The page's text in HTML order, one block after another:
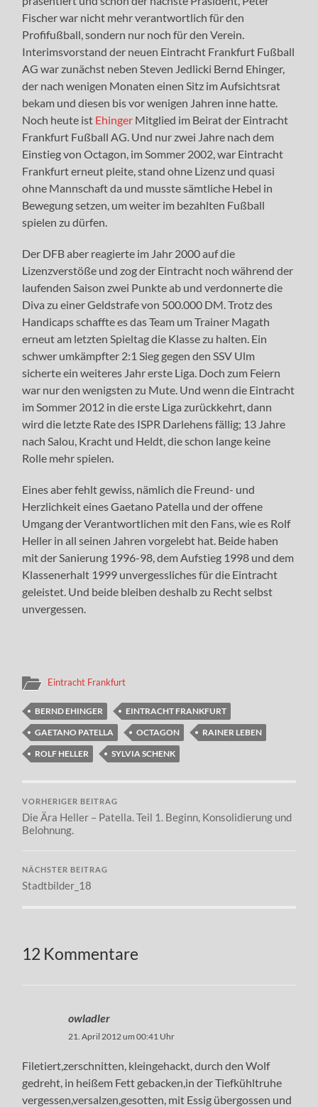
Fischer war nicht mehr verantwortlich für den
Profifußball, sondern nur noch für den Verein.
Interimsvorstand der neuen Eintracht Frankfurt Fußball
AG war zunächst neben Steven Jedlicki Bernd Ehinger,
der nach wenigen Monaten einen Sitz im Aufsichtsrat
bekam und diesen bis vor wenigen Jahren inne hatte.
Noch heute ist Ehinger Mitglied im Beirat der Eintracht
Frankfurt Fußball AG. Und nur zwei Jahre nach dem
Einstieg von Octagon, im Sommer 2002, war Eintracht
Frankfurt erneut pleite, stand ohne Lizenz und quasi
ohne Mannschaft da und musste sämtliche Hebel in
Bewegung setzen, um weiter im bezahlten Fußball
spielen zu dürfen.
Der DFB aber reagierte im Jahr 2000 auf die
Lizenzverstöße und zog der Eintracht noch während der
laufenden Saison zwei Punkte ab und verdonnerte die
Diva zu einer Geldstrafe von 500.000 DM. Trotz des
Handicaps schaffte es das Team um Trainer Magath
erneut am letzten Spieltag die Klasse zu halten. Ein
schwer umkämpfter 2:1 Sieg gegen den SSV Ulm
sicherte ein weiteres Jahr erste Liga. Doch zum Feiern
war nur den wenigsten zu Mute. Und wenn die Eintracht
im Sommer 2012 in die erste Liga zurückkehrt, dann
wird die letzte Rate des ISPR Darlehens fällig; 13 Jahre
nach Salou, Kracht und Heldt, die schon lange keine
Rolle mehr spielen.
Eines aber fehlt gewiss, nämlich die Freund- und
Herzlichkeit eines Gaetano Patella und der offene
Umgang der Verantwortlichen mit den Fans, wie es Rolf
Heller in all seinen Jahren vorgelebt hat. Beide haben
mit der Sanierung 1996-98, dem Aufstieg 1998 und dem
Klassenerhalt 1999 unvergessliches für die Eintracht
geleistet. Und beide bleiben deshalb zu Recht selbst
unvergessen.
Eintracht Frankfurt
BERND EHINGER
EINTRACHT FRANKFURT
GAETANO PATELLA
OCTAGON
RAINER LEBEN
ROLF HELLER
SYLVIA SCHENK
VORHERIGER BEITRAG
Die Ära Heller – Patella. Teil 1. Beginn, Konsolidierung und
Belohnung.
NÄCHSTER BEITRAG
Stadtbilder_18
12 Kommentare
owladler
21. April 2012 um 00:41 Uhr
Filetiert,zerschnitten, kleingehackt, durch den Wolf
gedreht, in heißem Fett gebacken,in der Tiefkühltruhe
vergessen,versalzen,gesotten, mit Essig übergossen und